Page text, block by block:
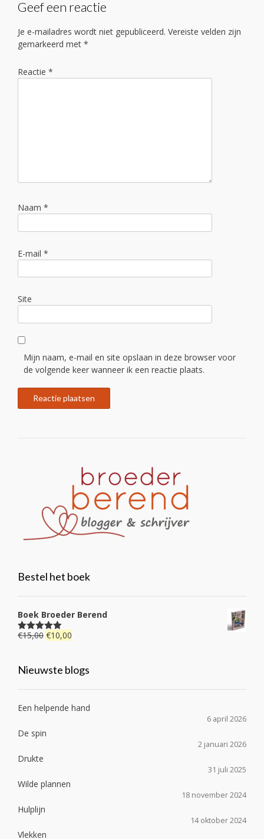
Geef een reactie
Je e-mailadres wordt niet gepubliceerd. Vereiste velden zijn
gemarkeerd met *
Reactie *
Naam *
E-mail *
Site
Mijn naam, e-mail en site opslaan in deze browser voor
de volgende keer wanneer ik een reactie plaats.
Bestel het boek
Boek Broeder Berend
Gewaardeerd
€15,00 Oorspronkelijke
€15,00.
€10,00
€10,00.
Nieuwste blogs
Een helpende hand
6 april 2026
De spin
2 januari 2026
Drukte
31 juli 2025
Wilde plannen
18 november 2024
Hulplijn
14 oktober 2024
Vlekken